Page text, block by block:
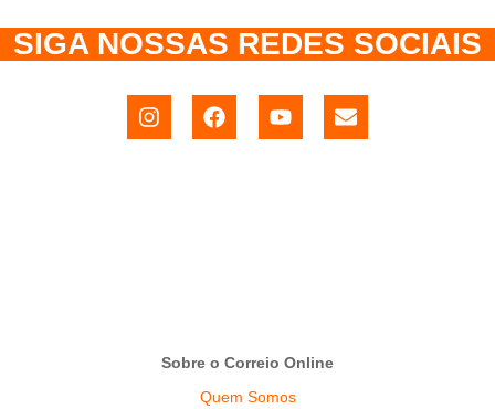
SIGA NOSSAS REDES SOCIAIS
Sobre o Correio Online
Quem Somos